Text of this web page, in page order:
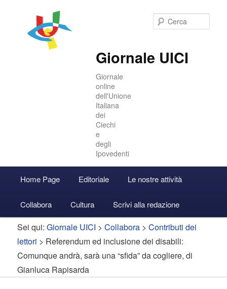
Giornale UICI
Giornale
online
dell'Unione
Italiana
dei
Ciechi
e
degli
Ipovedenti
principale
Vai
al
contenuto
principale
Vai
al
contenuto
secondario
Accedi
Home Page Editoriale Le nostre attività
Collabora Cultura Scrivi alla redazione
Sei qui:Giornale UICI >Collabora >Contributi dei
lettori > Referendum ed inclusione dei disabili:
Comunque andrà, sarà una “sfida” da cogliere, di
Gianluca Rapisarda